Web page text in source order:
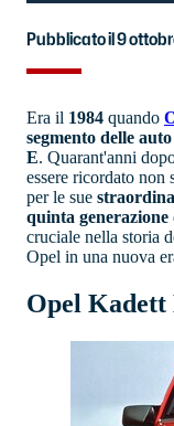
Pubblicato il 9
Era il 1984 quando
segmento delle
E. Quarant'anni
essere ricordato
per le sue
quinta generazione
cruciale nella storia
Opel in una nuova
Opel Kadett